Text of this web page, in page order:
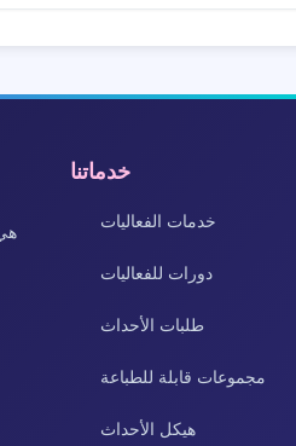
خدماتنا
خدمات الفعاليات
دورات للفعاليات
طلبات الأحداث
مجموعات قابلة للطباعة
هيكل الأحداث